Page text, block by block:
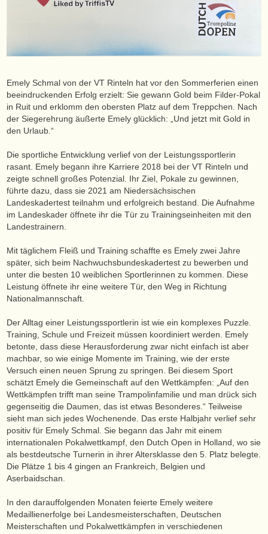
Emely Schmal von der VT Rinteln hat vor den Sommerferien einen
beeindruckenden Erfolg erzielt: Sie gewann Gold beim Filder-Pokal
in Ruit und erklomm den obersten Platz auf dem Treppchen. Nach
der Siegerehrung äußerte Emely glücklich: „Und jetzt mit Gold in
den Urlaub.“
Die sportliche Entwicklung verlief von der Leistungssportlerin
rasant. Emely begann ihre Karriere 2018 bei der VT Rinteln und
zeigte schnell großes Potenzial. Ihr Ziel, Pokale zu gewinnen,
führte dazu, dass sie 2021 am Niedersächsischen
Landeskadertest teilnahm und erfolgreich bestand. Die Aufnahme
im Landeskader öffnete ihr die Tür zu Trainingseinheiten mit den
Landestrainern.
Mit täglichem Fleiß und Training schaffte es Emely zwei Jahre
später, sich beim Nachwuchsbundeskadertest zu bewerben und
unter die besten 10 weiblichen Sportlerinnen zu kommen. Diese
Leistung öffnete ihr eine weitere Tür, den Weg in Richtung
Nationalmannschaft.
Der Alltag einer Leistungssportlerin ist wie ein komplexes Puzzle.
Training, Schule und Freizeit müssen koordiniert werden. Emely
betonte, dass diese Herausforderung zwar nicht einfach ist aber
machbar, so wie einige Momente im Training, wie der erste
Versuch einen neuen Sprung zu springen. Bei diesem Sport
schätzt Emely die Gemeinschaft auf den Wettkämpfen: „Auf den
Wettkämpfen trifft man seine Trampolinfamilie und man drück sich
gegenseitig die Daumen, das ist etwas Besonderes.“ Teilweise
sieht man sich jedes Wochenende. Das erste Halbjahr verlief sehr
positiv für Emely Schmal. Sie begann das Jahr mit einem
internationalen Pokalwettkampf, den Dutch Open in Holland, wo sie
als bestdeutsche Turnerin in ihrer Altersklasse den 5. Platz belegte.
Die Plätze 1 bis 4 gingen an Frankreich, Belgien und
Aserbaidschan.
In den darauffolgenden Monaten feierte Emely weitere
Medaillienerfolge bei Landesmeisterschaften, Deutschen
Meisterschaften und Pokalwettkämpfen in verschiedenen